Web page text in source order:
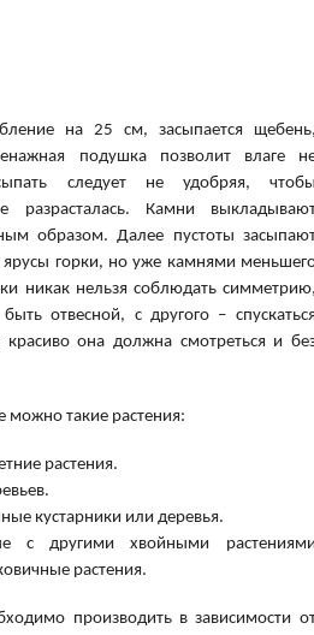
на 25 см, засыпается
подушка позволит влаге
следует не удобряя,
разрасталась. Камни
образом. Далее пустоты
горки, но уже камнями
никак нельзя соблюдать
отвесной, с другого –
она должна смотреться и
можно такие растения:
растения.
кустарники или деревья.
с другими хвойными
растения.
производить в зависимости